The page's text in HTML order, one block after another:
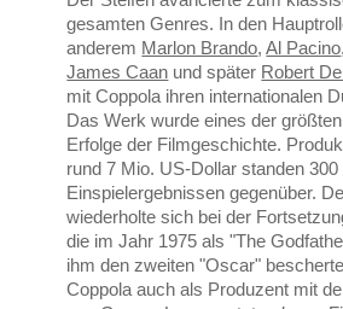
gesamten Genres. In den
anderem Marlon Brando,Al Pacino,
James Caan und später Robert
mit Coppola ihren internationalen
Das Werk wurde eines der
Erfolge der Filmgeschichte.
rund 7 Mio. US-Dollar standen
Einspielergebnissen gegenüber.
wiederholte sich bei der
die im Jahr 1975 als "The
ihm den zweiten "Oscar"
Coppola auch als Produzent mit